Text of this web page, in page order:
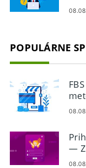
POPULÁRNE
—
a